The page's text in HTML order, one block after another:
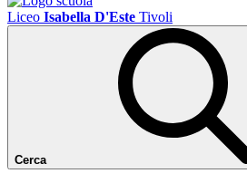
Liceo Isabella D'Este Tivoli
Cerca